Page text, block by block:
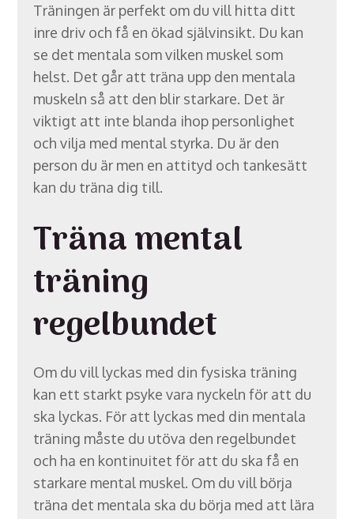
Träningen är perfekt om du vill hitta ditt
inre driv och få en ökad självinsikt. Du kan
se det mentala som vilken muskel som
helst. Det går att träna upp den mentala
muskeln så att den blir starkare. Det är
viktigt att inte blanda ihop personlighet
och vilja med mental styrka. Du är den
person du är men en attityd och tankesätt
kan du träna dig till.
Träna mental
träning
regelbundet
Om du vill lyckas med din fysiska träning
kan ett starkt psyke vara nyckeln för att du
ska lyckas. För att lyckas med din mentala
träning måste du utöva den regelbundet
och ha en kontinuitet för att du ska få en
starkare mental muskel. Om du vill börja
träna det mentala ska du börja med att lära